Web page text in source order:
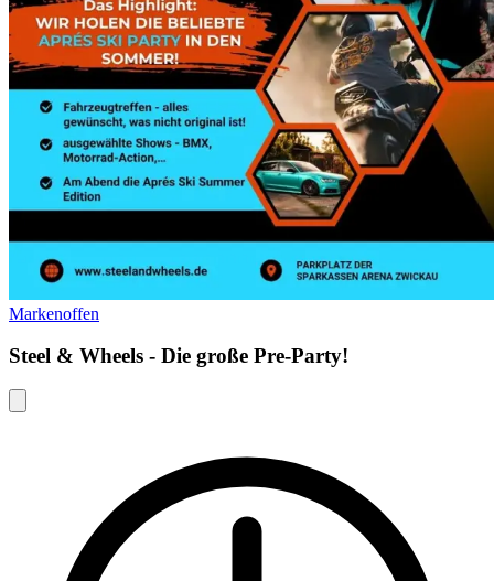
Markenoffen
Steel & Wheels - Die große Pre-Party!